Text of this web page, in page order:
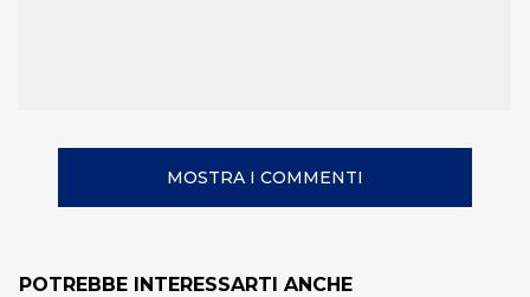
MOSTRA I COMMENTI
POTREBBE INTERESSARTI ANCHE